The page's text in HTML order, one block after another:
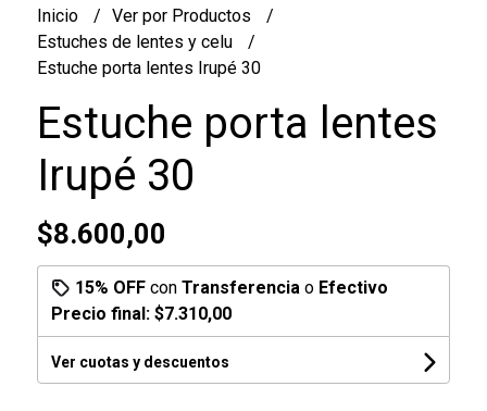
Inicio
Ver por Productos
Estuches de lentes y celu
Estuche porta lentes Irupé 30
Estuche porta lentes
Irupé 30
$8.600,00
15% OFFcon Transferencia o Efectivo
Precio final: $7.310,00
Ver cuotas y descuentos